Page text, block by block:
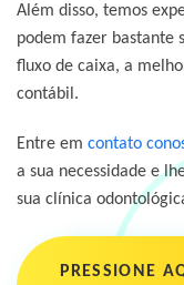
Além disso, temos
podem fazer bastante
fluxo de caixa, a
contábil.
Entre em contato
a sua necessidade e
sua clínica
PRESSIONE